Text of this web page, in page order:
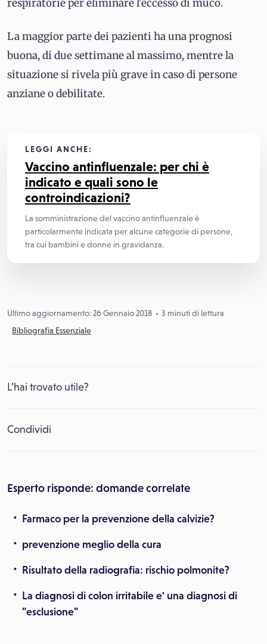
respiratorie per eliminare l'eccesso di muco.
La maggior parte dei pazienti ha una prognosi
buona, di due settimane al massimo, mentre la
situazione si rivela più grave in caso di persone
anziane o debilitate.
LEGGI ANCHE:
Vaccino antinfluenzale: per chi è
indicato e quali sono le
controindicazioni?
La somministrazione del vaccino antinfluenzale è
particolarmente indicata per alcune categorie di persone,
tra cui bambini e donne in gravidanza.
Ultimo aggiornamento: 26 Gennaio 2018
3 minuti di lettura
Bibliografia Essenziale
L’hai trovato utile?
Condividi
Esperto risponde: domande correlate
Farmaco per la prevenzione della calvizie?
prevenzione meglio della cura
Risultato della radiografia: rischio polmonite?
La diagnosi di colon irritabile e' una diagnosi di
"esclusione"